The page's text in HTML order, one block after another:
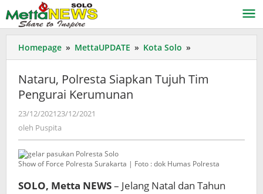
ke
konten
Homepage » MettaUPDATE » Kota Solo »
Polresta
Tujuh
Nataru, Polresta Siapkan Tujuh Tim
Pengurai Kerumunan
23/12/202123/12/2021
oleh Puspita
Show of Force Polresta Surakarta | Foto : dok Humas Polresta
SOLO, Metta NEWS– Jelang Natal dan Tahun